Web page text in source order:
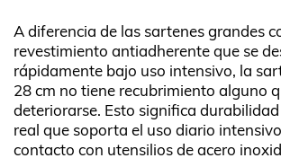
A diferencia de las sartenes grandes
revestimiento antiadherente que se
rápidamente bajo uso intensivo, la
28 cm no tiene recubrimiento alguno
deteriorarse. Esto significa
real que soporta el uso diario
contacto con utensilios de acero